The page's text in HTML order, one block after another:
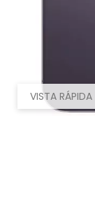
VISTA RÁPIDA